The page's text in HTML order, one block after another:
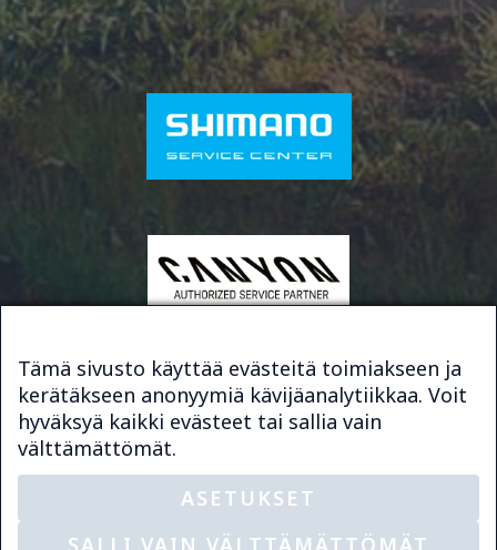
© 2026 Bike & Sport Service
Sivuston toteutus
Tämä sivusto käyttää evästeitä toimiakseen ja
kerätäkseen anonyymiä kävijäanalytiikkaa. Voit
hyväksyä kaikki evästeet tai sallia vain
välttämättömät.
ASETUKSET
SALLI VAIN VÄLTTÄMÄTTÖMÄT